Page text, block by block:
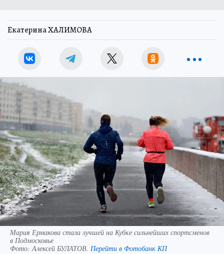
Екатерина ХАЛИМОВА
Мария Ермакова стала лучшей на Кубке сильнейших спортсменов
в Подмосковье
Фото:Алексей БУЛАТОВ. Перейти в Фотобанк КП